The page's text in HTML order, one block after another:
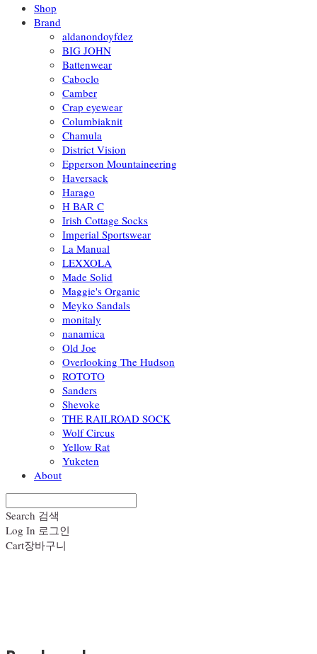
Shop
Brand
aldanondoyfdez
BIG JOHN
Battenwear
Caboclo
Camber
Crap eyewear
Columbiaknit
Chamula
District Vision
Epperson Mountaineering
Haversack
Harago
H BAR C
Irish Cottage Socks
Imperial Sportswear
La Manual
LEXXOLA
Made Solid
Maggie's Organic
Meyko Sandals
monitaly
nanamica
Old Joe
Overlooking The Hudson
ROTOTO
Sanders
Shevoke
THE RAILROAD SOCK
Wolf Circus
Yellow Rat
Yuketen
About
Search 검색
Log In 로그인
Cart장바구니